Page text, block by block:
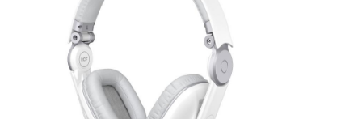
ÚJ TERMÉKEK